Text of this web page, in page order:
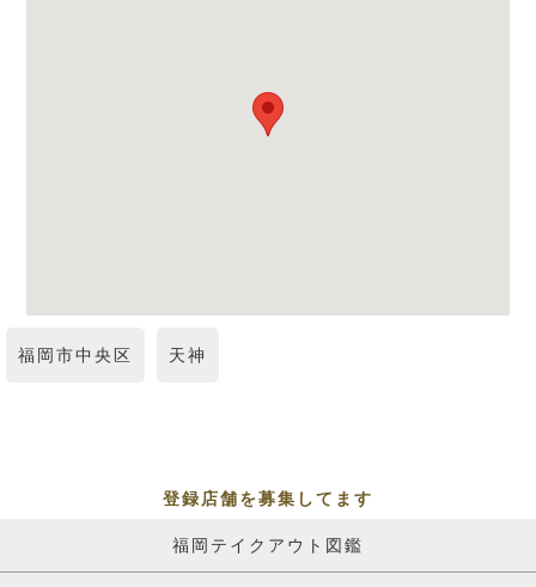
福岡市中央区 天神
登録店舗を募集してます
福岡テイクアウト図鑑